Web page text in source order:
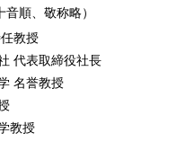
音順、敬称略）
教授
代表取締役社長
名誉教授
教授